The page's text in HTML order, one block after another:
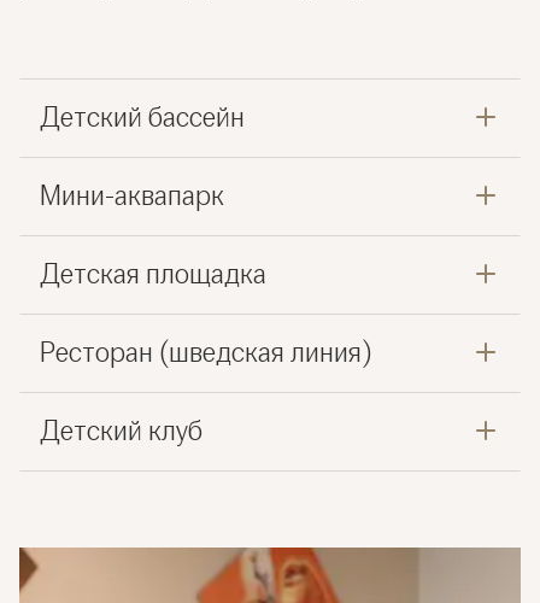
Детский бассейн
Мини-аквапарк
Детская площадка
Ресторан (шведская линия)
Детский клуб